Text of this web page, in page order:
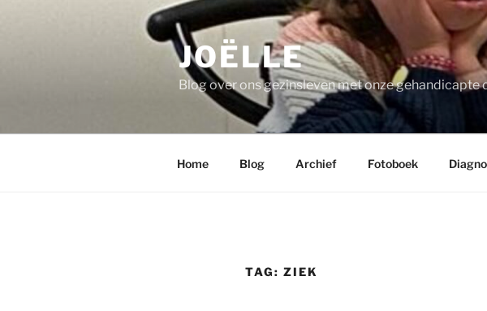
JOËLLE
Blog over ons gezinsleven met onze gehandicapte
Home Blog Archief Fotoboek
TAG: ZIEK